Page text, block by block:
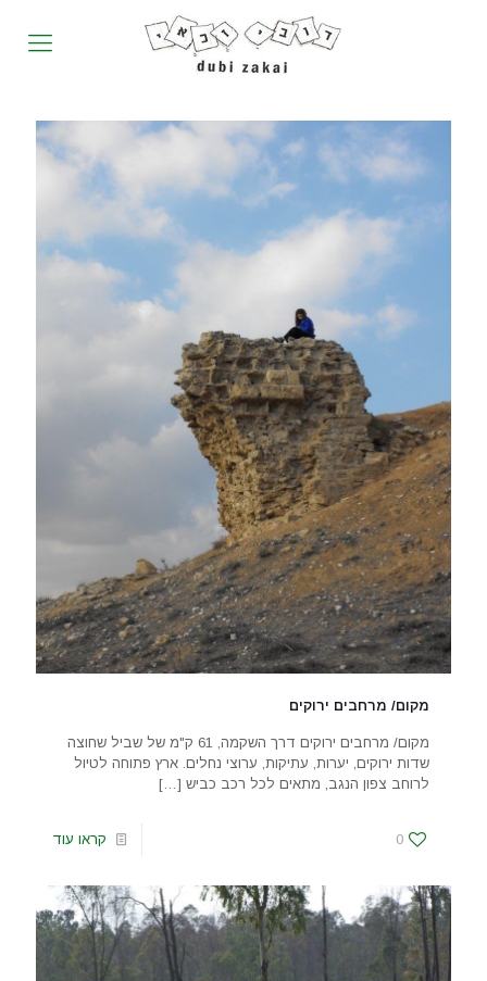
מקום/ מרחבים ירוקים
מקום/ מרחבים ירוקים דרך השקמה, 61 ק"מ של שביל שחוצה
שדות ירוקים, יערות, עתיקות, ערוצי נחלים. ארץ פתוחה לטיול
לרוחב צפון הנגב, מתאים לכל רכב כביש […]
0 קראו עוד